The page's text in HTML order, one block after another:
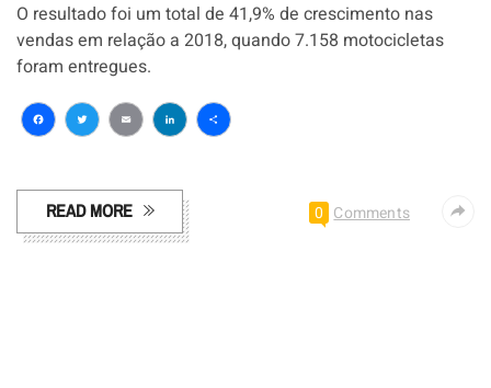
O resultado foi um total de 41,9% de crescimento nas
vendas em relação a 2018, quando 7.158 motocicletas
foram entregues.
Facebook
Twitter
EmailLinkedIn
Share
READ MORE 0 Comments